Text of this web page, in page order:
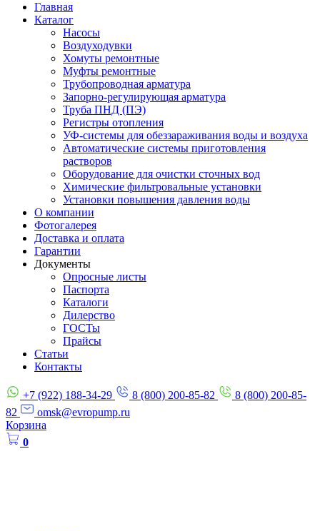
Главная
Каталог
Насосы
Воздуходувки
Хомуты ремонтные
Муфты ремонтные
Трубопроводная арматура
Запорно-регулирующая арматура
Труба ПНД (ПЭ)
Регистры отопления
УФ-системы для обеззараживания воды и воздуха
Автоматические системы приготовления
растворов
Оборудование для очистки сточных вод
Химические фильтровальные установки
Установки повышения давления воды
О компании
Фотогалерея
Доставка и оплата
Гарантии
Документы
Опросные листы
Паспорта
Каталоги
Дилерство
ГОСТы
Прайсы
Статьи
Контакты
+7 (922) 188-34-29 8 (800) 200-85-82
8 (800) 200-85-
82
omsk@evropump.ru
Корзина
0